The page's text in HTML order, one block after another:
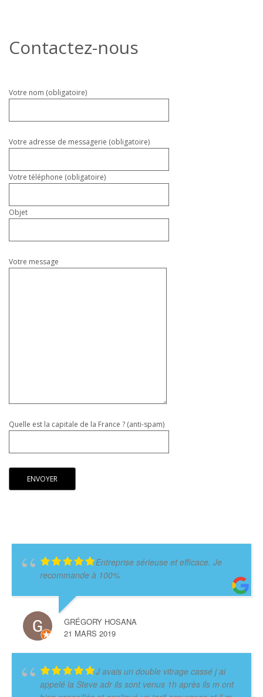
Contactez-nous
Veuillez
vide.
Votre nom (obligatoire)
Votre adresse de messagerie (obligatoire)
Votre téléphone (obligatoire)
Objet
Votre message
Quelle est la capitale de la France ? (anti-spam)
Entreprise sérieuse et efficace. Je
recommande à 100%
GRÉGORY HOSANA
21 MARS 2019
J avais un double vitrage cassé j ai
appelé la Steve adr ils sont venus 1h après ils m ont